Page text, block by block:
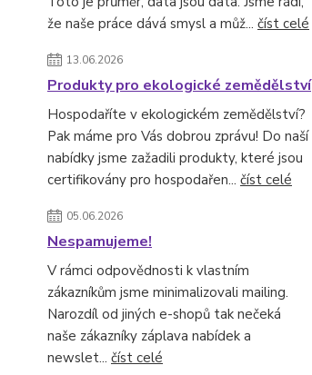
že naše práce dává smysl a můž... číst celé
13.06.2026
Produkty pro ekologické zemědělství
Hospodaříte v ekologickém zemědělství?
Pak máme pro Vás dobrou zprávu! Do naší
nabídky jsme zažadili produkty, které jsou
certifikovány pro hospodařen... číst celé
05.06.2026
Nespamujeme!
V rámci odpovědnosti k vlastním
zákazníkům jsme minimalizovali mailing.
Narozdíl od jiných e-shopů tak nečeká
naše zákazníky záplava nabídek a
newslet... číst celé